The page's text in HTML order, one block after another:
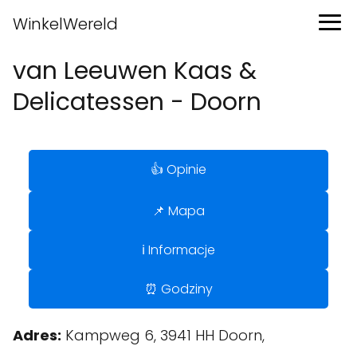
WinkelWereld
van Leeuwen Kaas &
Delicatessen - Doorn
👍 Opinie
📌 Mapa
ℹ️ Informacje
⏰ Godziny
Adres: Kampweg 6, 3941 HH Doorn,